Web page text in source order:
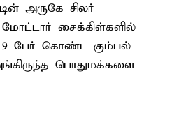
அருகே சிலர்
மோட்டார் சைக்கிள்களில்
9 பேர் கொண்ட கும்பல்
பொதுமக்களை